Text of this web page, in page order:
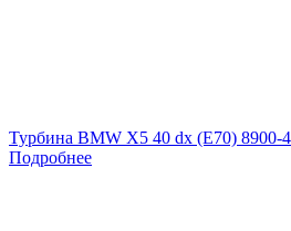
Турбина BMW X5 40 dx (E70) 8900-
Подробнее